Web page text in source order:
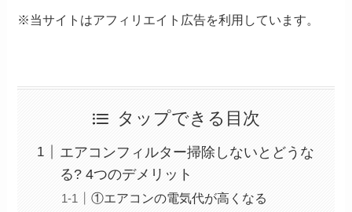
※当サイトはアフィリエイト広告を利用しています。
タップできる目次
エアコンフィルター掃除しないとどうな
る? 4つのデメリット
①エアコンの電気代が高くなる